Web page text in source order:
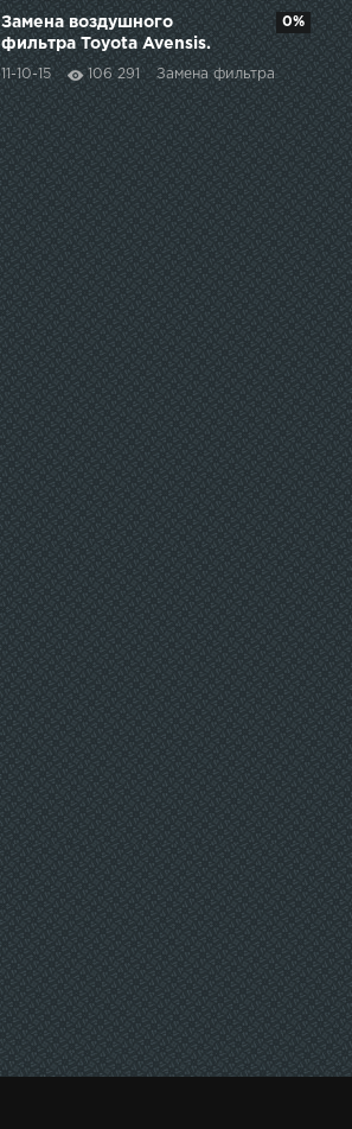
Замена воздушного
фильтра Toyota Avensis.
Replacement air filter
11-10-15 106 291 Замена фильтра
0%